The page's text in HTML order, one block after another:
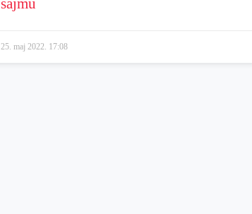
sajmu
25. maj 2022. 17:08